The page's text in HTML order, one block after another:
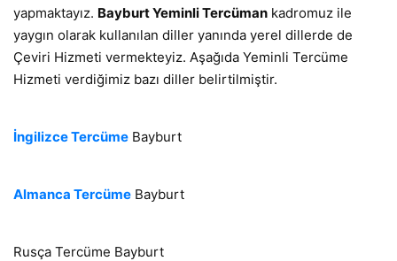
yapmaktayız. Bayburt Yeminli Tercüman kadromuz ile
yaygın olarak kullanılan diller yanında yerel dillerde de
Çeviri Hizmeti vermekteyiz. Aşağıda Yeminli Tercüme
Hizmeti verdiğimiz bazı diller belirtilmiştir.
İngilizce Tercüme Bayburt
Almanca Tercüme Bayburt
Rusça Tercüme Bayburt